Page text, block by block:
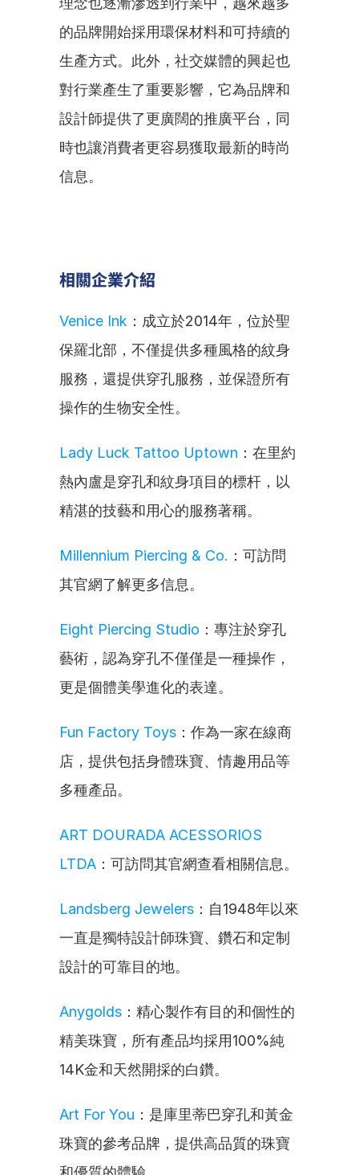
的品牌開始採用環保材料和可持續的
生產方式。此外，社交媒體的興起也
對行業產生了重要影響，它為品牌和
設計師提供了更廣闊的推廣平台，同
時也讓消費者更容易獲取最新的時尚
信息。
相關企業介紹
Venice Ink ：成立於2014年，位於聖
保羅北部，不僅提供多種風格的紋身
服務，還提供穿孔服務，並保證所有
操作的生物安全性。
Lady Luck Tattoo Uptown ：在里約
熱內盧是穿孔和紋身項目的標杆，以
精湛的技藝和用心的服務著稱。
Millennium Piercing & Co. ：可訪問
其官網了解更多信息。
Eight Piercing Studio ：專注於穿孔
藝術，認為穿孔不僅僅是一種操作，
更是個體美學進化的表達。
Fun Factory Toys ：作為一家在線商
店，提供包括身體珠寶、情趣用品等
多種產品。
ART DOURADA ACESSORIOS
LTDA ：可訪問其官網查看相關信息。
Landsberg Jewelers ：自1948年以來
一直是獨特設計師珠寶、鑽石和定制
設計的可靠目的地。
Anygolds ：精心製作有目的和個性的
精美珠寶，所有產品均採用100%純
14K金和天然開採的白鑽。
Art For You ：是庫里蒂巴穿孔和黃金
珠寶的參考品牌，提供高品質的珠寶